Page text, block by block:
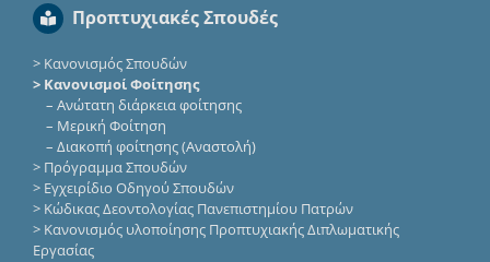
Προπτυχιακές Σπουδές
> Κανονισμός Σπουδών
> Κανονισμοί Φοίτησης
– Ανώτατη διάρκεια φοίτησης
– Μερική Φοίτηση
– Διακοπή φοίτησης (Αναστολή)
> Πρόγραμμα Σπουδών
> Εγχειρίδιο Οδηγού Σπουδών
> Κώδικας Δεοντολογίας Πανεπιστημίου Πατρών
> Κανονισμός υλοποίησης Προπτυχιακής Διπλωματικής
Εργασίας